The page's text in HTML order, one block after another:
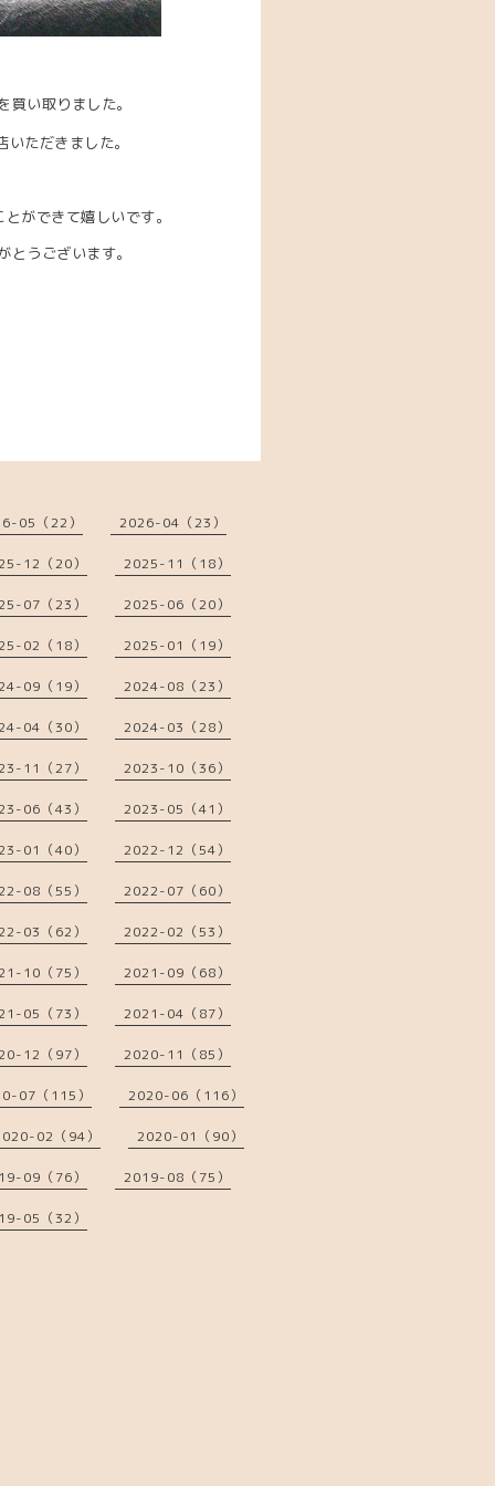
買い取りました。
ただきました。
ができて嬉しいです。
うございます。
05（22） 2026-04（23）
12（20） 2025-11（18）
07（23） 2025-06（20）
02（18） 2025-01（19）
09（19） 2024-08（23）
04（30） 2024-03（28）
11（27） 2023-10（36）
06（43） 2023-05（41）
01（40） 2022-12（54）
08（55） 2022-07（60）
03（62） 2022-02（53）
10（75） 2021-09（68）
05（73） 2021-04（87）
12（97） 2020-11（85）
07（115） 2020-06（116）
02（94） 2020-01（90）
09（76） 2019-08（75）
05（32）